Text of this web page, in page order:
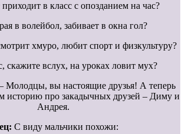
в класс с опозданием на час?
в волейбол, забивает в окна гол?
хмуро, любит спорт и физкультуру?
скажите вслух, на уроках ловит мух?
Молодцы, вы настоящие друзья! А теперь
историю про закадычных друзей – Диму и
Андрея.
С виду мальчики похожи: